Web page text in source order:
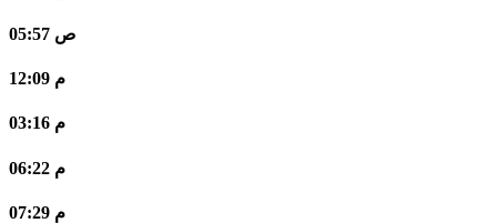
05:57 ص
12:09 م
03:16 م
06:22 م
07:29 م